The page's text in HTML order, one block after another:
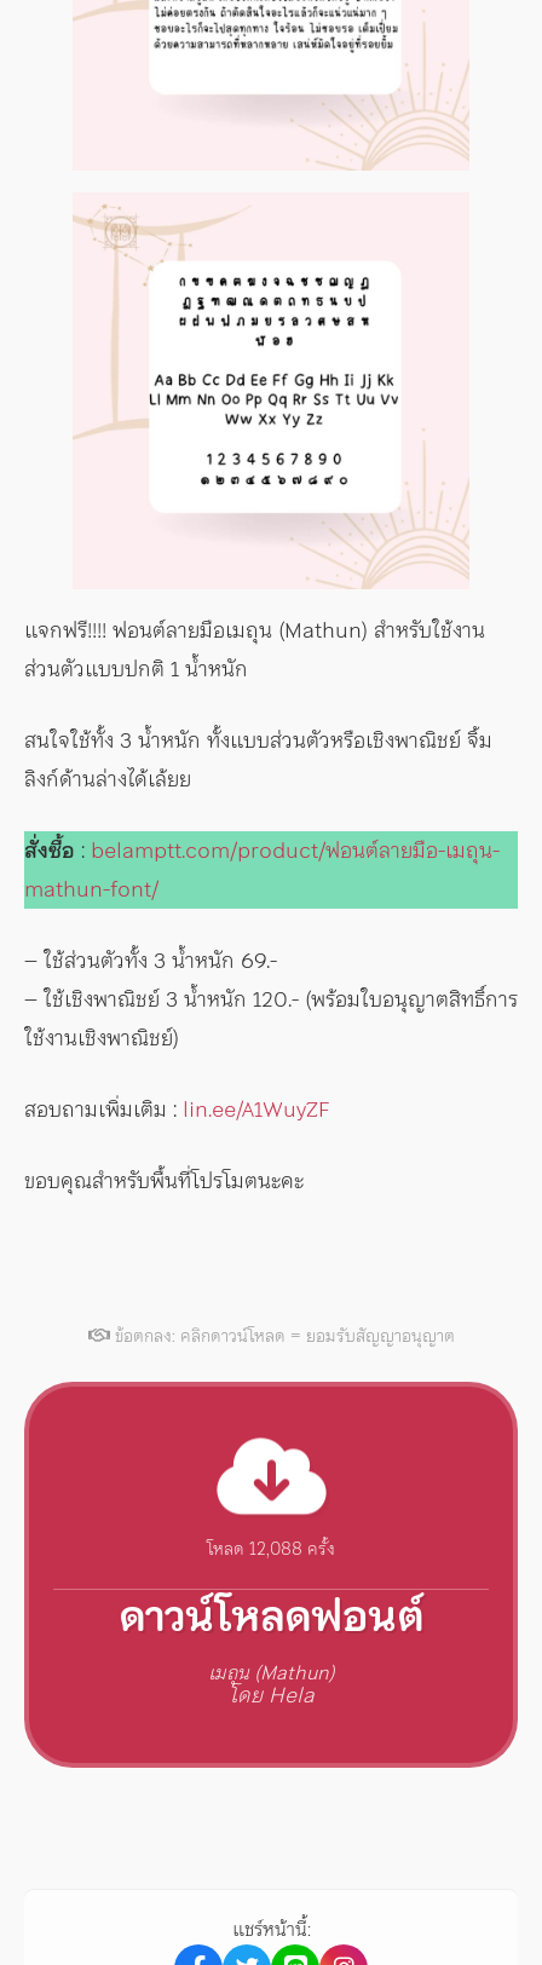
แจกฟรี!!!! ฟอนต์ลายมือเมถุน (Mathun) สำหรับใช้งาน
ส่วนตัวแบบปกติ 1 น้ำหนัก
สนใจใช้ทั้ง 3 น้ำหนัก ทั้งแบบส่วนตัวหรือเชิงพาณิชย์ จิ้ม
ลิงก์ด้านล่างได้เล้ยย
สั่งซื้อ : belamptt.com/product/ฟอนต์ลายมือ-เมถุน-
mathun-font/
– ใช้ส่วนตัวทั้ง 3 น้ำหนัก 69.-
– ใช้เชิงพาณิชย์ 3 น้ำหนัก 120.- (พร้อมใบอนุญาตสิทธิ์การ
ใช้งานเชิงพาณิชย์)
สอบถามเพิ่มเติม : lin.ee/A1WuyZF
ขอบคุณสำหรับพื้นที่โปรโมตนะคะ
ข้อตกลง: คลิกดาวน์โหลด = ยอมรับสัญญาอนุญาต
โหลด 12,088 ครั้ง
ดาวน์โหลดฟอนต์
เมถุน (Mathun)
โดย Hela
แชร์หน้านี้: